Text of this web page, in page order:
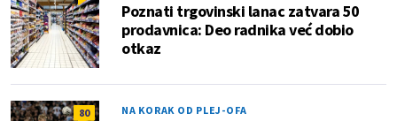
Poznati trgovinski lanac zatvara 50
prodavnica: Deo radnika već dobio
otkaz
80 NA KORAK OD PLEJ-OFA